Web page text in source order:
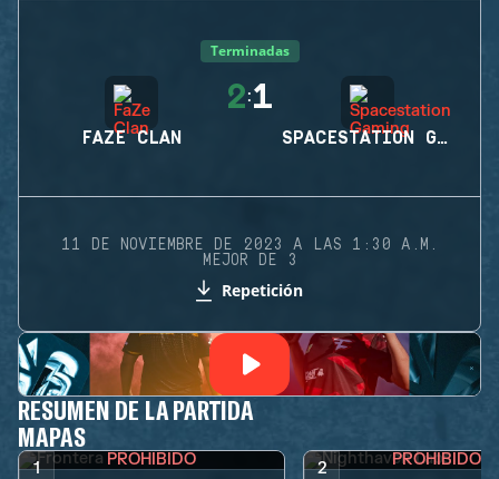
Terminadas
FAZE CLAN
2:1
SPACESTATION GAMING
11 DE NOVIEMBRE DE 2023 A LAS 1:30 A.M.
MEJOR DE 3
Repetición
RESUMEN DE LA PARTIDA
MAPAS
1 PROHIBIDO 2 PROHIBIDO